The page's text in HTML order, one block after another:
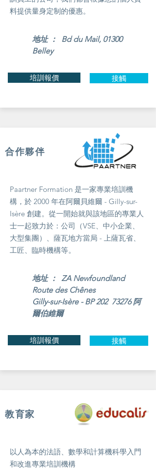
料提供量身定制的優惠。
地址 ： Bd du Mail, 01300
Belley
培訓報價 接觸
合作夥伴
Paartner Formation 是一家專業培訓機
構，於 2000 年在阿爾貝維爾 - Gilly-sur-
Isère 創建。從一開始就與該地區的專業人
士一起致力於：公司（VSE、中小企業、
大型集團）、薩瓦地方當局 - 上薩瓦省、
工匠、臨時機構等。
地址 ： ZA Newfoundland
Route des Chênes
Gilly-sur-Isère - BP 202 73276 阿
爾伯維爾
培訓報價 接觸
教育家
以人為本的法語、數學和計算機科學入門
和改進專業培訓機構